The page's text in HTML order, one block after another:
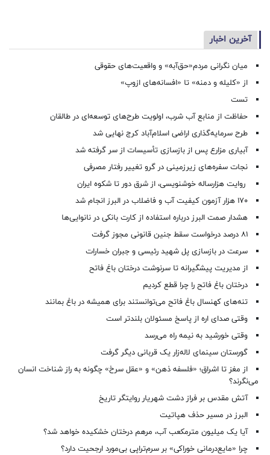
آخرین اخبار
میان نگرانی مردم«حق‌آبه» و واقعیت‌های حقوقی
از «کلیله و دمنه» تا «افسانه‌های ازوپ»
تست
حفاظت از منابع آب شرب، اولویت طرح‌های توسعه‌ای در طالقان
طرح سرمایه‌گذاری اراضی اسلام‌آباد کرج نهایی شد
آبیاری مزارع پس از بازسازی تأسیسات از سر گرفته شد
نجات سفره‌های زیرزمینی در گرو تغییر رفتار مصرفی
روایت هزارساله خوشنویسی، از شرق دور تا شکوه ایران
۱۷۰ هزار آزمون کیفیت آب و فاضلاب در البرز انجام شد
هشدار صمت البرز درباره استفاده از کارت بانکی در نانوایی‌ها
۸۱ درصد درخواست‌ سقط جنین قانونی مجوز گرفت
سرعت در بازسازی پل شهید رئیسی و جبران خسارات
از مدیریت پیشگیرانه تا سرنوشت درختان باغ فاتح
درختان باغ فاتح را چرا قطع کردیم
تنه‌های کهنسال باغ فاتح می‌توانستند برای همیشه در باغ بمانند
وقتی صدای اره از پاسخ مسئولان بلندتر است
وقتی خورشید به نیمه راه می‌رسد
گورستان سینمای لاله‌زار یک قربانی دیگر گرفت
از مغز تا اشراق؛ «فلسفه ذهن» و «عقل سرخ» چگونه به راز شناخت انسان
می‌نگرند؟
آتش مقدس بر فراز دشت شهریار روایتگر تاریخ
البرز در مسیر حذف هپاتیت
آیا یک میلیون مترمکعب آب، مرهم درختان خشکیده خواهد شد؟
چرا «مایع‌درمانی خوراکی» بر سرم‌تراپی بی‌مورد ارجحیت دارد؟